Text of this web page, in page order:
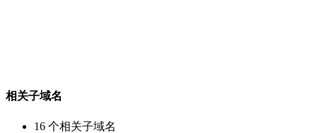
相关子域名
16 个相关子域名